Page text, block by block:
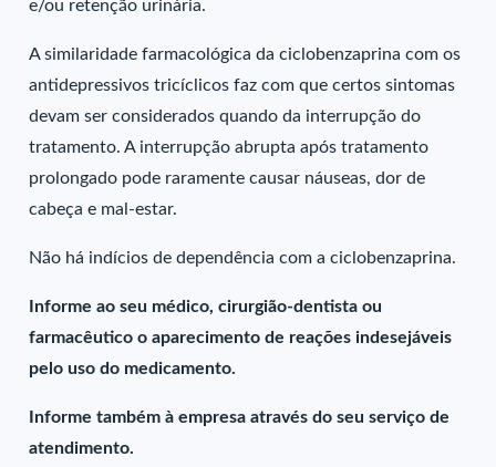
e/ou retenção urinária.
A similaridade farmacológica da ciclobenzaprina com os
antidepressivos tricíclicos faz com que certos sintomas
devam ser considerados quando da interrupção do
tratamento. A interrupção abrupta após tratamento
prolongado pode raramente causar náuseas, dor de
cabeça e mal-estar.
Não há indícios de dependência com a ciclobenzaprina.
Informe ao seu médico, cirurgião-dentista ou
farmacêutico o aparecimento de reações indesejáveis
pelo uso do medicamento.
Informe também à empresa através do seu serviço de
atendimento.